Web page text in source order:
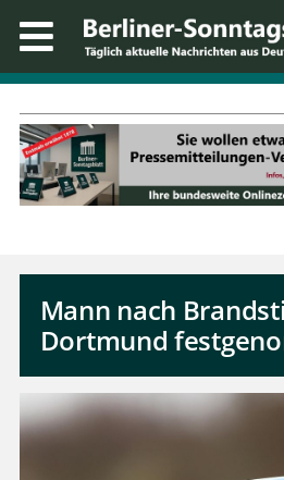
Mann nach
Dortmund